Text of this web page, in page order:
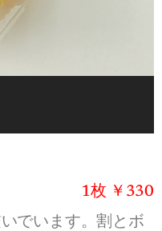
1枚 ￥330
でいます。割とボ